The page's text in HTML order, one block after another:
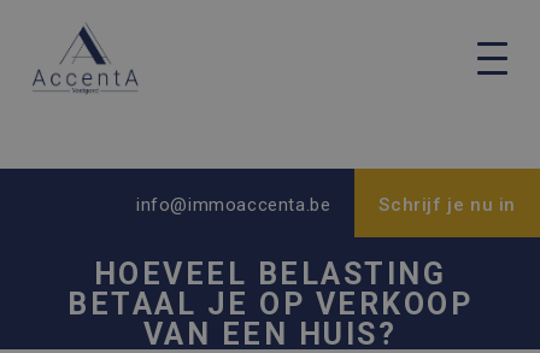
info@immoaccenta.be Schrijf je nu in
HOEVEEL BELASTING
BETAAL JE OP VERKOOP
VAN EEN HUIS?